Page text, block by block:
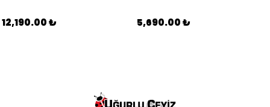
12,190.00 ₺ 5,690.00 ₺